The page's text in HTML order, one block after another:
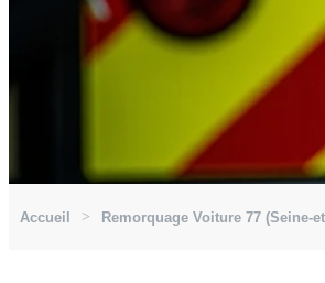
Accueil Remorquage Voiture 77 (Seine-